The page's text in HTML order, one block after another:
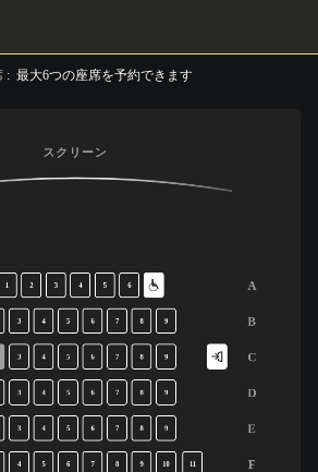
: 最大6つの座席を予約できます
スクリーン
A
B
C
D
E
F
1 2 3 4 5 6
3 4 5 6 7 8 9
3 4 5 6 7 8 9
3 4 5 6 7 8 9
3 4 5 6 7 8 9
4 5 6 7 8 9 10 11